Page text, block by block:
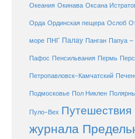
Океания Окинава Оксана
Орда Ординская пещера Ослоб
море ПНГ Палау Панган Папуа –
Пафос Пенсильвания Пермь
Петропавловск-Камчатский
Подмосковье Пол Никлен
Пуло-Вех
журнала